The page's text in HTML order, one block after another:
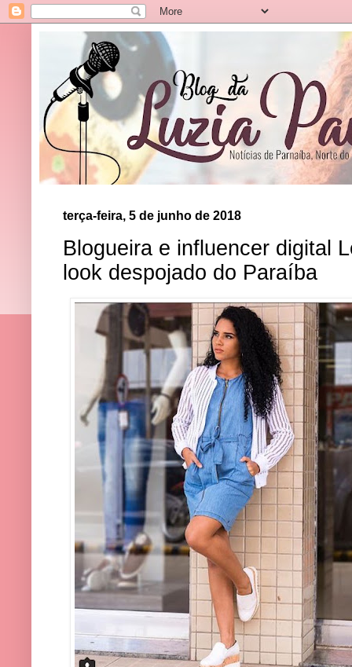
terça-feira, 5 de junho de 2018
Blogueira e influencer digital
look despojado do Paraíba